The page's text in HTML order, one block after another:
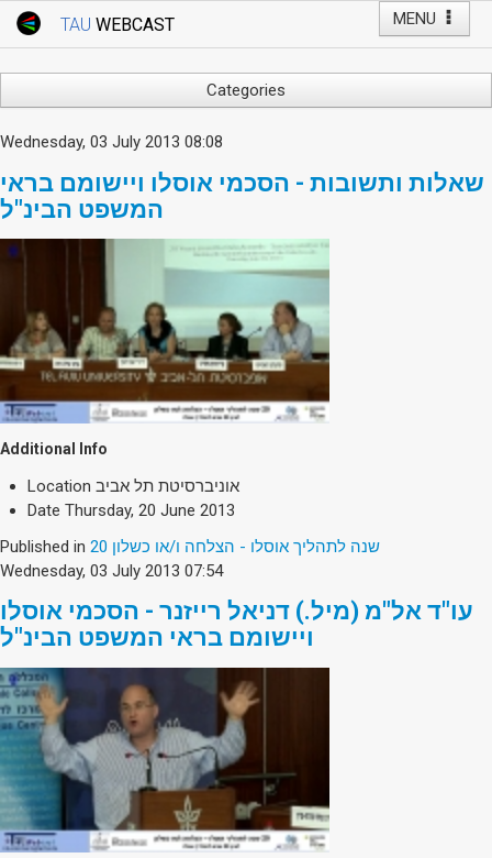
MENU
TAU WEBCAST
Webcast: Courses
Events
Live Webcast
TAU General Events
YouTube Channel
Categories
Business & Management
Computers
Education
Faculty Events
History
Humanities
Lecture Series
Live Webcast
Society & Politics
SEARCH
Wednesday, 03 July 2013 08:08
שאלות ותשובות - הסכמי אוסלו ויישומם בראי
המשפט הבינ"ל
Additional Info
Location אוניברסיטת תל אביב
Date Thursday, 20 June 2013
Published in
20 שנה לתהליך אוסלו - הצלחה ו/או כשלון
Wednesday, 03 July 2013 07:54
עו"ד אל"מ (מיל.) דניאל רייזנר - הסכמי אוסלו
ויישומם בראי המשפט הבינ"ל